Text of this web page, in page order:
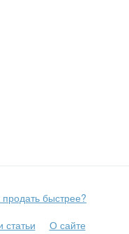
продать быстрее?
статьи
О сайте